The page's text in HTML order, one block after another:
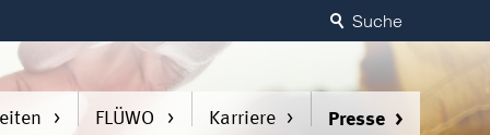
Suche
FLÜWO Karriere Presse